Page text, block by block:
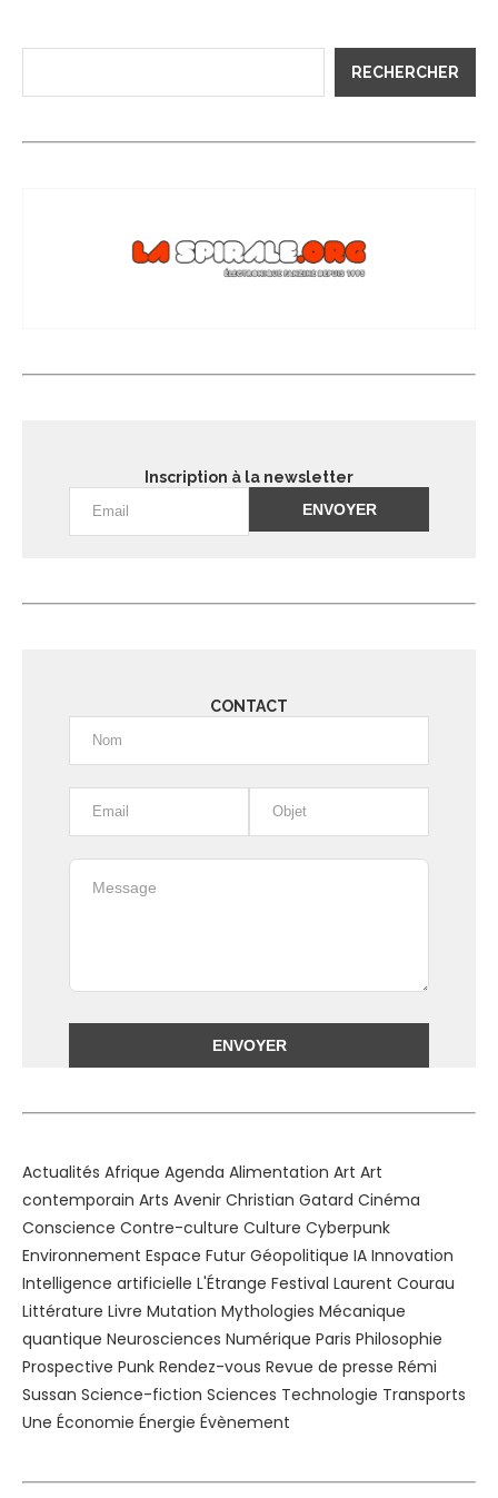
RECHERCHER
Inscription à la newsletter
CONTACT
Actualités Afrique Agenda Alimentation Art Art
contemporain Arts Avenir Christian Gatard Cinéma
Conscience Contre-culture Culture Cyberpunk
Environnement Espace Futur Géopolitique IA Innovation
Intelligence artificielle L'Étrange Festival Laurent Courau
Littérature Livre Mutation Mythologies Mécanique
quantique Neurosciences Numérique Paris Philosophie
Prospective Punk Rendez-vous Revue de presse Rémi
Sussan Science-fiction Sciences Technologie Transports
Une Économie Énergie Évènement